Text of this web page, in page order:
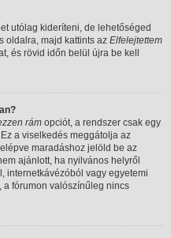
utólag kideríteni, de lehetőséged
oldalra, majd kattints az Elfelejtettem
és rövid időn belül újra be kell
rám opciót, a rendszer csak egy
a viselkedés meggátolja az
maradáshoz jelöld be az
ajánlott, ha nyilvános helyről
internetkávézóból vagy egyetemi
a fórumon valószínűleg nincs